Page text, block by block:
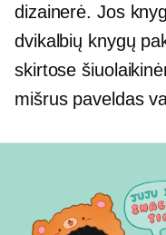
dizainerė. Jos
dvikalbių knygų
skirtose
mišrus paveldas